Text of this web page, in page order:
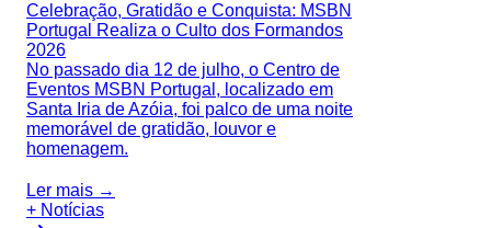
Celebração, Gratidão e Conquista: MSBN
Portugal Realiza o Culto dos Formandos
2026
No passado dia 12 de julho, o Centro de
Eventos MSBN Portugal, localizado em
Santa Iria de Azóia, foi palco de uma noite
memorável de gratidão, louvor e
homenagem.
Ler mais →
+ Notícias